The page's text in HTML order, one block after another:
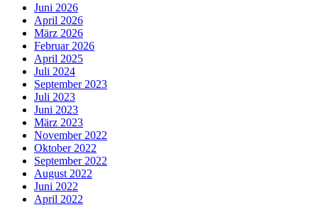
Juni 2026
April 2026
März 2026
Februar 2026
April 2025
Juli 2024
September 2023
Juli 2023
Juni 2023
März 2023
November 2022
Oktober 2022
September 2022
August 2022
Juni 2022
April 2022